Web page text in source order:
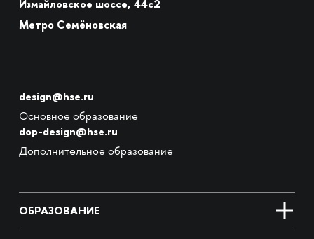
Измайловское шоссе, 44с2
Метро Семёновская
design@hse.ru
Основное образование
dop-design@hse.ru
Дополнительное образование
ОБРАЗОВАНИЕ